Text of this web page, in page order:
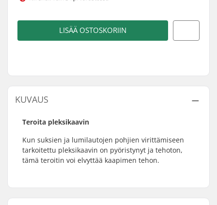
LISÄÄ OSTOSKORIIN
KUVAUS
Teroita pleksikaavin
Kun suksien ja lumilautojen pohjien virittämiseen
tarkoitettu pleksikaavin on pyöristynyt ja tehoton,
tämä teroitin voi elvyttää kaapimen tehon.